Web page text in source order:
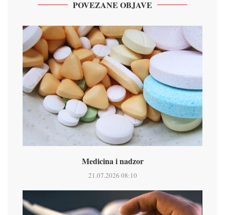
POVEZANE OBJAVE
Medicina i nadzor
21.07.2026 08:10